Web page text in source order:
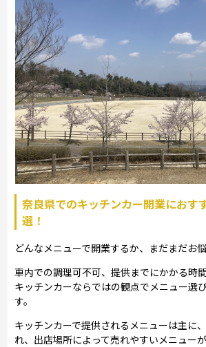
奈良県でのキッチンカー開業におす
選！
どんなメニューで開業するか、まだまだお
車内での調理可不可、提供までにかかる時
キッチンカーならではの観点でメニュー選
す。
キッチンカーで提供されるメニューは主に
れ、出店場所によって売れやすいメニューが